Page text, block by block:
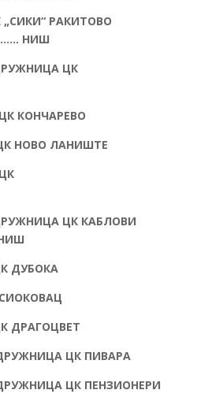
„СИКИ“ РАКИТОВО
НИШ
ЦК
КОНЧАРЕВО
НОВО ЛАНИШТЕ
ЦК КАБЛОВИ
ДУБОКА
ДРАГОЦВЕТ
ЦК ПИВАРА
ЦК ПЕНЗИОНЕРИ